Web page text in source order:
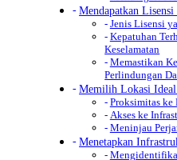
Mendapatkan
Jenis Lisensi
Kepatuhan
Keselamatan
Memastikan
Perlindungan
Memilih Lokasi
Proksimitas ke
Akses ke
Meninjau
Menetapkan